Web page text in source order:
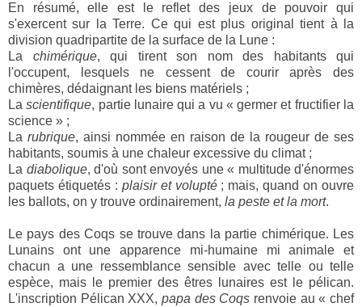
En résumé, elle est le reflet des jeux de pouvoir qui
s'exercent sur la Terre. Ce qui est plus original tient à la
division quadripartite de la surface de la Lune :
La chimérique, qui tirent son nom des habitants qui
l'occupent, lesquels ne cessent de courir après des
chimères, dédaignant les biens matériels ;
Lascientifique, partie lunaire qui a vu « germer et fructifier la
science » ;
La rubrique, ainsi nommée en raison de la rougeur de ses
habitants, soumis à une chaleur excessive du climat ;
La diabolique, d'où sont envoyés une « multitude d'énormes
paquets étiquetés : plaisir et volupté; mais, quand on ouvre
les ballots, on y trouve ordinairement, la peste et la mort.
Le pays des Coqs se trouve dans la partie chimérique. Les
Lunains ont une apparence mi-humaine mi animale et
chacun a une ressemblance sensible avec telle ou telle
espèce, mais le premier des êtres lunaires est le pélican.
L'inscription Pélican XXX, papa des Coqs renvoie au « chef